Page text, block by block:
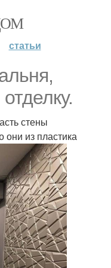
статьи
стены
из пластика